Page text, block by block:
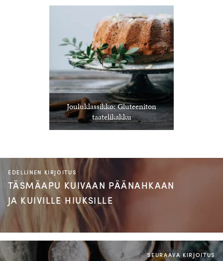
Jouluklassikko: Gluteeniton
taatelikakku
EDELLINEN KIRJOITUS
TÄSMÄAPU KUIVAAN PÄÄNAHKAAN
JA KUIVILLE HIUKSILLE
SEURAAVA KIRJOITUS